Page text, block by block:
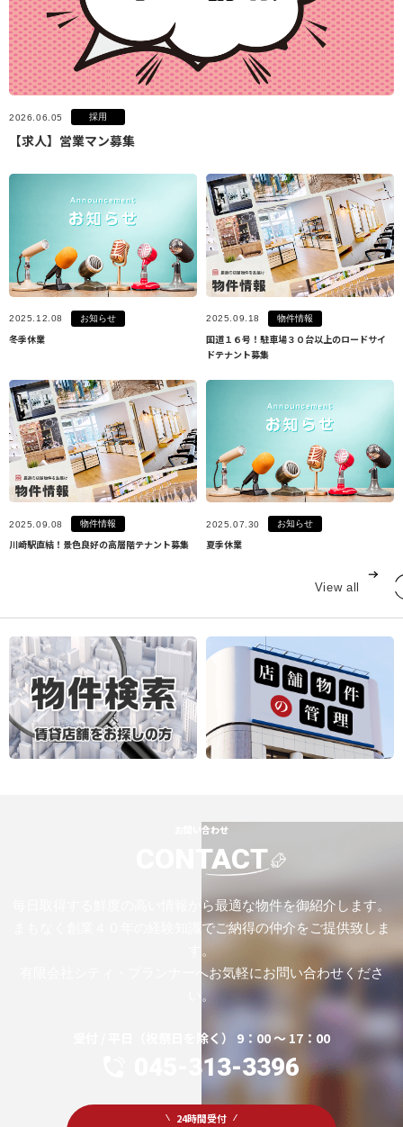
2026.06.05 採用
【求人】営業マン募集
2025.12.08 お知らせ
冬季休業
2025.09.18 物件情報
国道１６号！駐車場３０台以上のロードサイ
ドテナント募集
2025.09.08 物件情報
川崎駅直結！景色良好の高層階テナント募集
2025.07.30 お知らせ
夏季休業
View all
お問い合わせ
CONTACT
毎日取得する鮮度の高い情報から最適な物件を御紹介します。
まもなく創業４０年の経験知識でご納得の仲介をご提供致しま
す。
有限会社シティ・プランナーへお気軽にお問い合わせくださ
い。
受付 / 平日（祝祭日を除く） 9：00 ～ 17：00
045-313-3396
24時間受付